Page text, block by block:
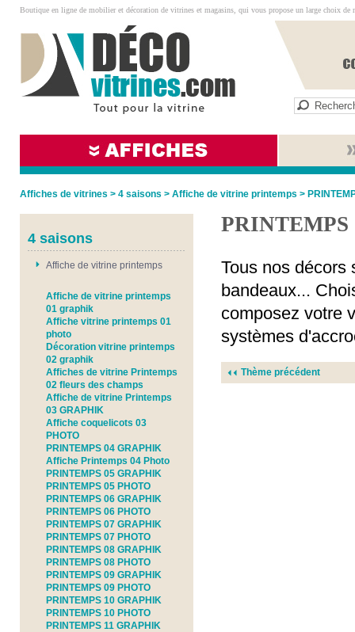
Boutique en ligne de mobilier et décoration de vitrines et magasins, qui vous propose un large choix de
Affiches de vitrines > 4 saisons > Affiche de vitrine printemps >
4 saisons
Affiche de vitrine printemps
Affiche de vitrine printemps
01 graphik
Affiche vitrine printemps 01
photo
Décoration vitrine printemps
02 graphik
Affiches de vitrine Printemps
02 fleurs des champs
Affiche de vitrine Printemps
03 GRAPHIK
Affiche coquelicots 03
PHOTO
PRINTEMPS 04 GRAPHIK
Affiche Printemps 04 Photo
PRINTEMPS 05 GRAPHIK
PRINTEMPS 05 PHOTO
PRINTEMPS 06 GRAPHIK
PRINTEMPS 06 PHOTO
PRINTEMPS 07 GRAPHIK
PRINTEMPS 07 PHOTO
PRINTEMPS 08 GRAPHIK
PRINTEMPS 08 PHOTO
PRINTEMPS 09 GRAPHIK
PRINTEMPS 09 PHOTO
PRINTEMPS 10 GRAPHIK
PRINTEMPS 10 PHOTO
PRINTEMPS 11 GRAPHIK
PRINTEMPS
Tous nos décors
bandeaux...
composez votre
systèmes
Thème précédent